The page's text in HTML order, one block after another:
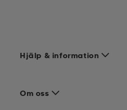
Hjälp & information
Om oss